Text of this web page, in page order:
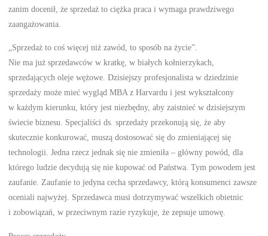
zanim docenił, że sprzedaż to ciężka praca i wymaga prawdziwego
zaangażowania.
„Sprzedaż to coś więcej niż zawód, to sposób na życie”.
Nie ma już sprzedawców w kratkę, w białych kołnierzykach,
sprzedających oleje wężowe. Dzisiejszy profesjonalista w dziedzinie
sprzedaży może mieć wygląd MBA z Harvardu i jest wykształcony
w każdym kierunku, który jest niezbędny, aby zaistnieć w dzisiejszym
świecie biznesu. Specjaliści ds. sprzedaży przekonują się, że aby
skutecznie konkurować, muszą dostosować się do zmieniającej się
technologii. Jedna rzecz jednak się nie zmieniła – główny powód, dla
którego ludzie decydują się nie kupować od Państwa. Tym powodem jest
zaufanie. Zaufanie to jedyna cecha sprzedawcy, którą konsumenci zawsze
oceniali najwyżej. Sprzedawca musi dotrzymywać wszelkich obietnic
i zobowiązań, w przeciwnym razie ryzykuje, że zepsuje umowę.